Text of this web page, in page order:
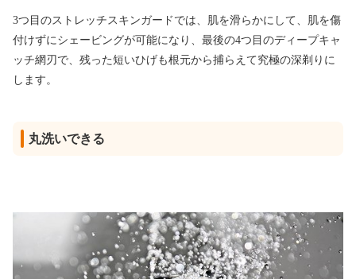
3つ目のストレッチスキンガードでは、肌を滑らかにして、肌を傷
付けずにシェービングが可能になり、最後の4つ目のディープキャ
ッチ網刃で、残った短いひげも根元から捕らえて究極の深剃りに
します。
丸洗いできる